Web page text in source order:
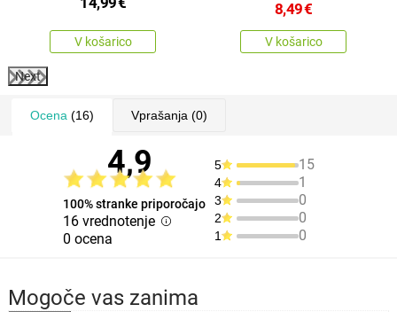
V košarico
8,49€
V košarico
Next
Ocena (16) Vprašanja (0)
4,9
100% stranke priporočajo
16 vrednotenje
0 ocena
5 15
4 1
3 0
2 0
1 0
Mogoče vas zanima